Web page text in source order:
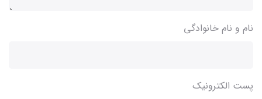
نام و نام خانوادگی
پست الکترونیک